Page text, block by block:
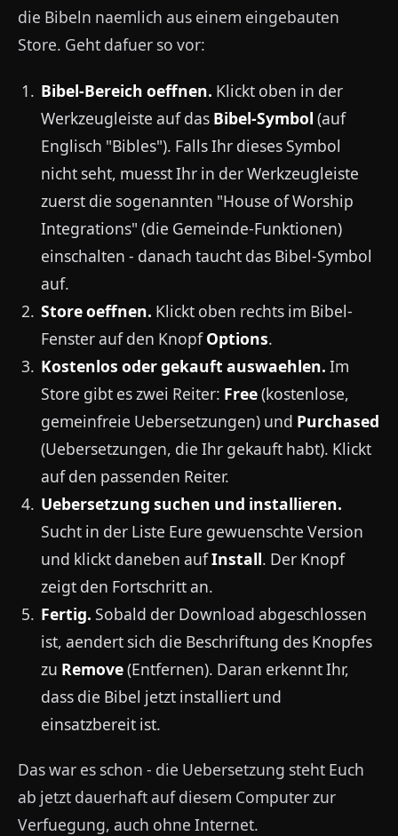
die Bibeln naemlich aus einem eingebauten
Store. Geht dafuer so vor:
Bibel-Bereich oeffnen. Klickt oben in der
Werkzeugleiste auf das Bibel-Symbol (auf
Englisch "Bibles"). Falls Ihr dieses Symbol
nicht seht, muesst Ihr in der Werkzeugleiste
zuerst die sogenannten "House of Worship
Integrations" (die Gemeinde-Funktionen)
einschalten - danach taucht das Bibel-Symbol
auf.
Store oeffnen. Klickt oben rechts im Bibel-
Fenster auf den KnopfOptions.
Kostenlos oder gekauft auswaehlen. Im
Store gibt es zwei Reiter: Free(kostenlose,
gemeinfreie Uebersetzungen) und Purchased
(Uebersetzungen, die Ihr gekauft habt). Klickt
auf den passenden Reiter.
Uebersetzung suchen und installieren.
Sucht in der Liste Eure gewuenschte Version
und klickt daneben aufInstall. Der Knopf
zeigt den Fortschritt an.
Fertig. Sobald der Download abgeschlossen
ist, aendert sich die Beschriftung des Knopfes
zu Remove(Entfernen). Daran erkennt Ihr,
dass die Bibel jetzt installiert und
einsatzbereit ist.
Das war es schon - die Uebersetzung steht Euch
ab jetzt dauerhaft auf diesem Computer zur
Verfuegung, auch ohne Internet.